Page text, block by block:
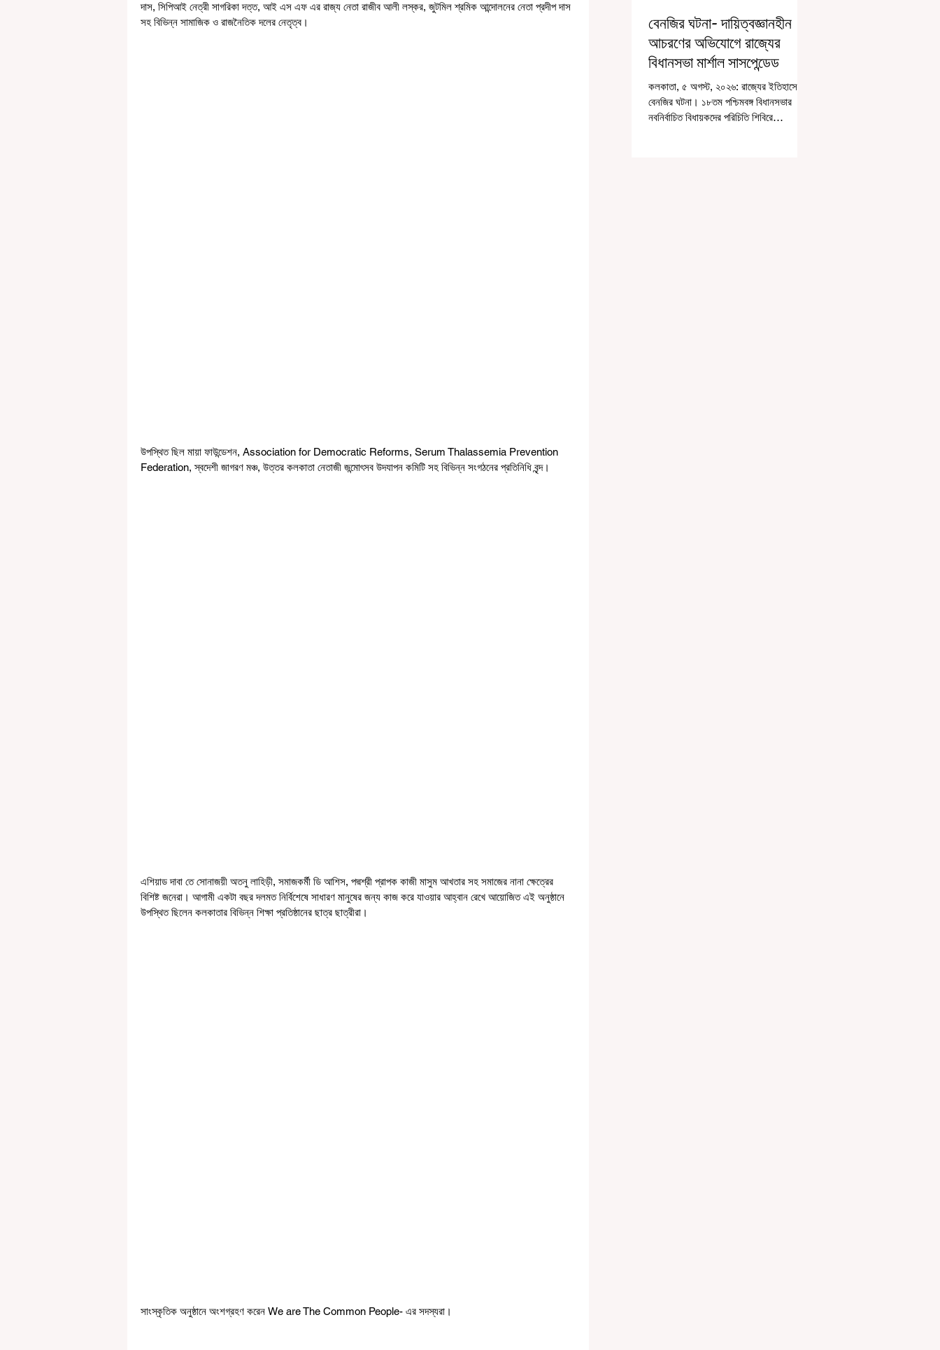
দাস, সিপিআই নেত্রী সাগরিকা দত্ত, আই এস এফ এর রাজ্য নেতা রাজীব আলী লস্কর, জুটমিল শ্রমিক আন্দোলনের নেতা প্রদীপ দাস
সহ বিভিন্ন সামাজিক ও রাজনৈতিক দলের নেতৃত্ব।
উপস্থিত ছিল মায়া ফাউন্ডেশন, Association for Democratic Reforms, Serum Thalassemia Prevention
Federation, স্বদেশী জাগরণ মঞ্চ, উত্তর কলকাতা নেতাজী জন্মোৎসব উদযাপন কমিটি সহ বিভিন্ন সংগঠনের প্রতিনিধি বৃন্দ।
এশিয়াড দাবা তে সোনাজয়ী অতনু লাহিড়ী, সমাজকর্মী ডি আশিস, পদ্মশ্রী প্রাপক কাজী মাসুম আখতার সহ সমাজের নানা ক্ষেত্রের
বিশিষ্ট জনেরা। আগামী একটা বছর দলমত নির্বিশেষে সাধারণ মানুষের জন্য কাজ করে যাওয়ার আহ্বান রেখে আয়োজিত এই অনুষ্ঠানে
উপস্থিত ছিলেন কলকাতার বিভিন্ন শিক্ষা প্রতিষ্ঠানের ছাত্র ছাত্রীরা।
সাংস্কৃতিক অনুষ্ঠানে অংশগ্রহণ করেন We are The Common People- এর সদস্যরা।
বেনজির ঘটনা- দায়িত্বজ্ঞানহীন
আচরণের অভিযোগে রাজ্যের
বিধানসভা মার্শাল সাসপেন্ডেড
কলকাতা, ৫ অগস্ট, ২০২৬: রাজ্যের ইতিহাসে
বেনজির ঘটনা। ১৮তম পশ্চিমবঙ্গ বিধানসভার
নবনির্বাচিত বিধায়কদের পরিচিতি শিবিরে